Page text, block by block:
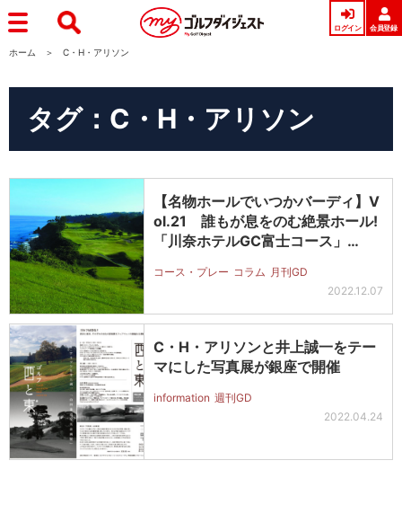
ログイン 会員登録
ホーム C・H・アリソン
タグ：C・H・アリソン
【名物ホールでいつかバーディ】V
ol.21 誰もが息をのむ絶景ホール!
「川奈ホテルGC富士コース」…
コース・プレー コラム 月刊GD
2022.12.07
C・H・アリソンと井上誠一をテー
マにした写真展が銀座で開催
information 週刊GD
2022.04.24